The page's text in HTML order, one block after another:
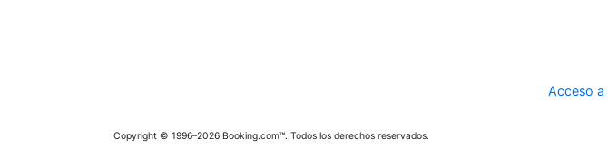
Acceso a
Copyright © 1996–2026 Booking.com™. Todos los derechos reservados.